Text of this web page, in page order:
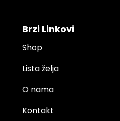
Brzi Linkovi
Shop
Lista želja
O nama
Kontakt